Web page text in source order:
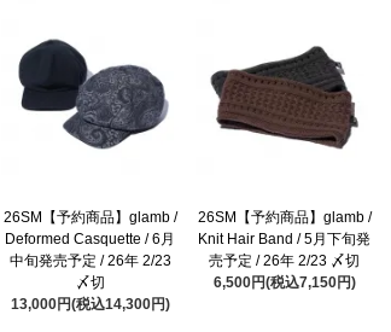
26SM【予約商品】glamb /
Deformed Casquette / 6月
中旬発売予定 / 26年 2/23
〆切
13,000円(税込14,300円)
26SM【予約商品】glamb /
Knit Hair Band / 5月下旬発
売予定 / 26年 2/23 〆切
6,500円(税込7,150円)